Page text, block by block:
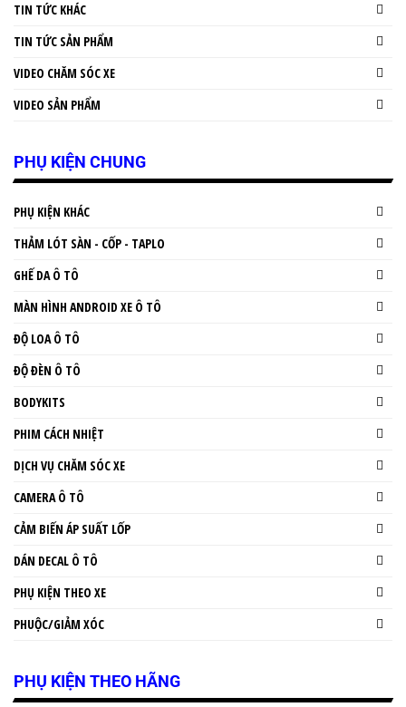
TIN TỨC KHÁC
TIN TỨC SẢN PHẨM
VIDEO CHĂM SÓC XE
VIDEO SẢN PHẨM
PHỤ KIỆN CHUNG
PHỤ KIỆN KHÁC
THẢM LÓT SÀN - CỐP - TAPLO
GHẾ DA Ô TÔ
MÀN HÌNH ANDROID XE Ô TÔ
ĐỘ LOA Ô TÔ
ĐỘ ĐÈN Ô TÔ
BODYKITS
PHIM CÁCH NHIỆT
DỊCH VỤ CHĂM SÓC XE
CAMERA Ô TÔ
CẢM BIẾN ÁP SUẤT LỐP
DÁN DECAL Ô TÔ
PHỤ KIỆN THEO XE
PHUỘC/GIẢM XÓC
PHỤ KIỆN THEO HÃNG